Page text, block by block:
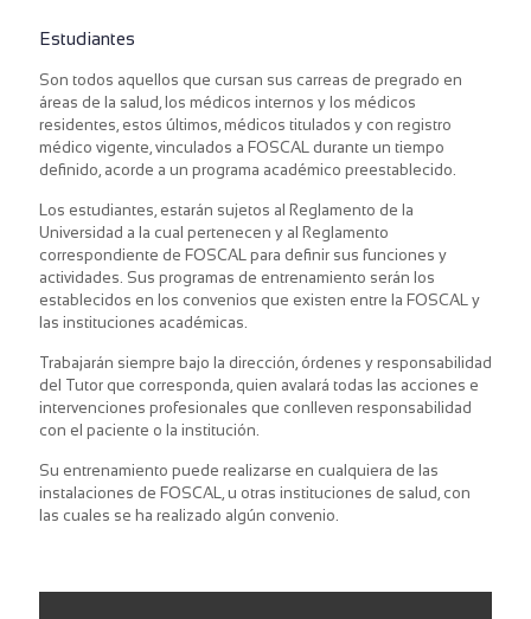
Estudiantes
Son todos aquellos que cursan sus carreas de pregrado en
áreas de la salud, los médicos internos y los médicos
residentes, estos últimos, médicos titulados y con registro
médico vigente, vinculados a FOSCAL durante un tiempo
definido, acorde a un programa académico preestablecido.
Los estudiantes, estarán sujetos al Reglamento de la
Universidad a la cual pertenecen y al Reglamento
correspondiente de FOSCAL para definir sus funciones y
actividades. Sus programas de entrenamiento serán los
establecidos en los convenios que existen entre la FOSCAL y
las instituciones académicas.
Trabajarán siempre bajo la dirección, órdenes y responsabilidad
del Tutor que corresponda, quien avalará todas las acciones e
intervenciones profesionales que conlleven responsabilidad
con el paciente o la institución.
Su entrenamiento puede realizarse en cualquiera de las
instalaciones de FOSCAL, u otras instituciones de salud, con
las cuales se ha realizado algún convenio.